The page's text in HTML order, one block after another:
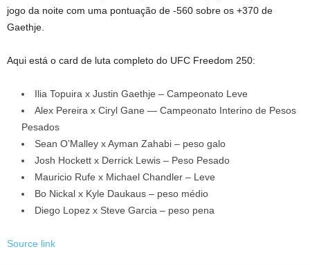
jogo da noite com uma pontuação de -560 sobre os +370 de
Gaethje.
Aqui está o card de luta completo do UFC Freedom 250:
Ilia Topuira x Justin Gaethje – Campeonato Leve
Alex Pereira x Ciryl Gane — Campeonato Interino de Pesos
Pesados
Sean O’Malley x Ayman Zahabi – peso galo
Josh Hockett x Derrick Lewis – Peso Pesado
Mauricio Rufe x Michael Chandler – Leve
Bo Nickal x Kyle Daukaus – peso médio
Diego Lopez x Steve Garcia – peso pena
Source link